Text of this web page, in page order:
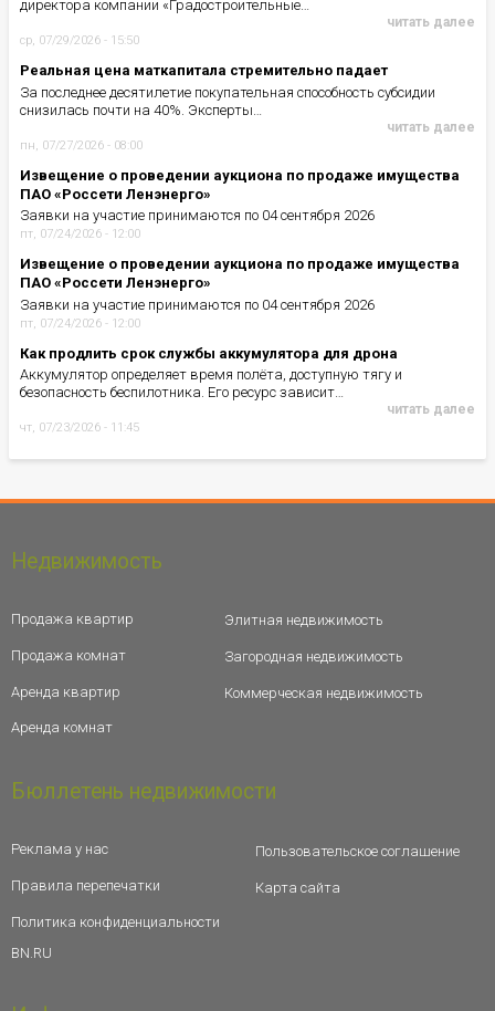
директора компании «Градостроительные…
читать далее
ср, 07/29/2026 - 15:50
Реальная цена маткапитала стремительно падает
За последнее десятилетие покупательная способность субсидии
снизилась почти на 40%. Эксперты…
читать далее
пн, 07/27/2026 - 08:00
Извещение о проведении аукциона по продаже имущества
ПАО «Россети Ленэнерго»
Заявки на участие принимаются по 04 сентября 2026
пт, 07/24/2026 - 12:00
Извещение о проведении аукциона по продаже имущества
ПАО «Россети Ленэнерго»
Заявки на участие принимаются по 04 сентября 2026
пт, 07/24/2026 - 12:00
Как продлить срок службы аккумулятора для дрона
Аккумулятор определяет время полёта, доступную тягу и
безопасность беспилотника. Его ресурс зависит…
читать далее
чт, 07/23/2026 - 11:45
Недвижимость
Продажа квартир
Продажа комнат
Аренда квартир
Аренда комнат
Элитная недвижимость
Загородная недвижимость
Коммерческая недвижимость
Бюллетень недвижимости
Реклама у нас
Правила перепечатки
Политика конфиденциальности
BN.RU
Пользовательское соглашение
Карта сайта